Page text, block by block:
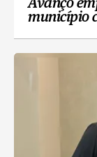
Avanço
município